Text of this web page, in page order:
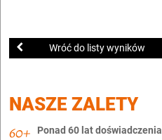
Wróć do listy wyników
NASZE ZALETY
Ponad 60 lat doświadczenia